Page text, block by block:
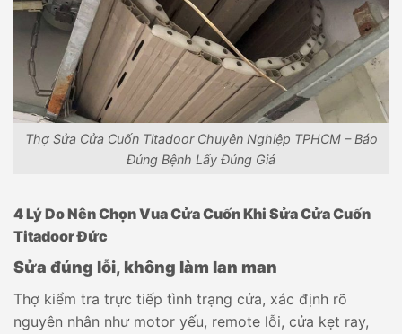
Thợ Sửa Cửa Cuốn Titadoor Chuyên Nghiệp TPHCM – Báo
Đúng Bệnh Lấy Đúng Giá
4 Lý Do Nên Chọn Vua Cửa Cuốn Khi Sửa Cửa Cuốn
Titadoor Đức
Sửa đúng lỗi, không làm lan man
Thợ kiểm tra trực tiếp tình trạng cửa, xác định rõ
nguyên nhân như motor yếu, remote lỗi, cửa kẹt ray,